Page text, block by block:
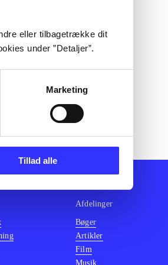
eller tilbagetrække dit
under ”Detaljer”.
Marketing
Tillad alle
Afdelinger
Bøger
Artikler
Film
Musik